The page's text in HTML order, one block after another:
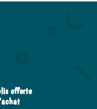
offerte